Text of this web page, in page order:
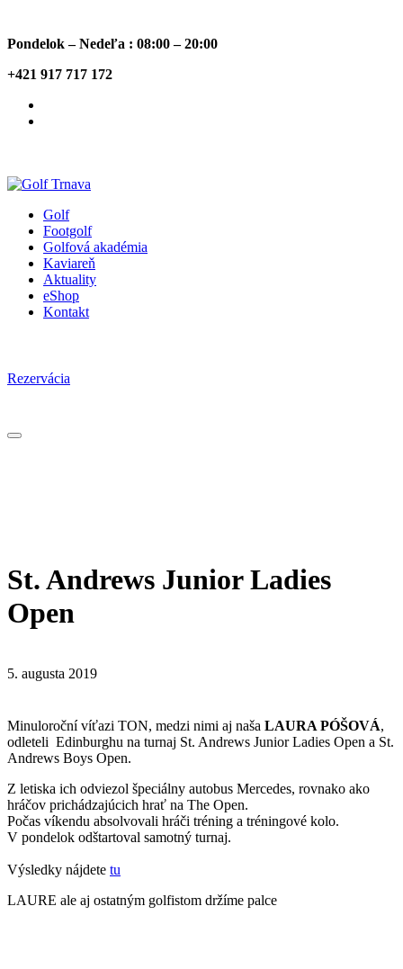
Pondelok – Nedeľa : 08:00 – 20:00
+421 917 717 172
Golf
Footgolf
Golfová akadémia
Kaviareň
Aktuality
eShop
Kontakt
Rezervácia
St. Andrews Junior Ladies
Open
5. augusta 2019
Minuloroční víťazi TON, medzi nimi aj naša LAURA PÓŠOVÁ,
odleteli Edinburghu na turnaj St. Andrews Junior Ladies Open a St.
Andrews Boys Open.
Z letiska ich odviezol špeciálny autobus Mercedes, rovnako ako
hráčov prichádzajúcich hrať na The Open.
Počas víkendu absolvovali hráči tréning a tréningové kolo.
V pondelok odštartoval samotný turnaj.
Výsledky nájdete tu
LAURE ale aj ostatným golfistom držíme palce